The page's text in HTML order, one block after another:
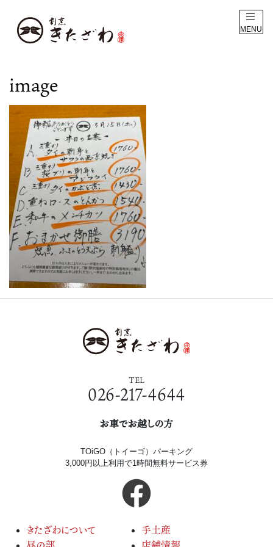
MENU
image
TEL
026-217-4644
お車でお越しの方
TOiGO（トイーゴ）パーキング
3,000円以上利用で1時間無料サービス券
きたざわについて
手土産